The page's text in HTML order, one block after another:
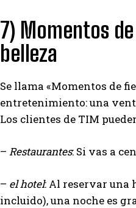
7) Momentos
belleza
Se llama «Momentos de
entretenimiento: una
Los clientes de TIM
– Restaurantes: Si vas a
– el hotel: Al reservar una
incluido), una noche es